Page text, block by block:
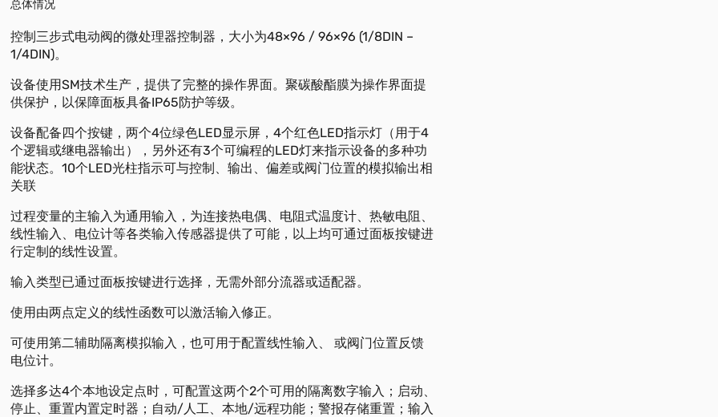
总体情况
控制三步式电动阀的微处理器控制器，大小为48×96 / 96×96 (1/8DIN –
1/4DIN)。
设备使用SM技术生产，提供了完整的操作界面。聚碳酸酯膜为操作界面提
供保护，以保障面板具备IP65防护等级。
设备配备四个按键，两个4位绿色LED显示屏，4个红色LED指示灯（用于4
个逻辑或继电器输出），另外还有3个可编程的LED灯来指示设备的多种功
能状态。10个LED光柱指示可与控制、输出、偏差或阀门位置的模拟输出相
关联
过程变量的主输入为通用输入，为连接热电偶、电阻式温度计、热敏电阻、
线性输入、电位计等各类输入传感器提供了可能，以上均可通过面板按键进
行定制的线性设置。
输入类型已通过面板按键进行选择，无需外部分流器或适配器。
使用由两点定义的线性函数可以激活输入修正。
可使用第二辅助隔离模拟输入，也可用于配置线性输入、 或阀门位置反馈
电位计。
选择多达4个本地设定点时，可配置这两个2个可用的隔离数字输入；启动、
停止、重置内置定时器；自动/人工、本地/远程功能；警报存储重置；输入